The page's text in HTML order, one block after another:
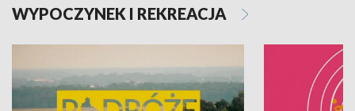
WYPOCZYNEK I REKREACJA